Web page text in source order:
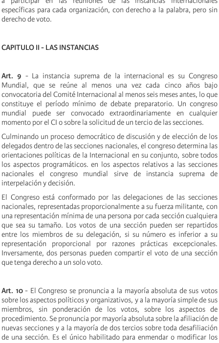
específicas para cada organización, con derecho a la palabra, pero sin
derecho de voto.
CAPITULO II - LAS INSTANCIAS
Art. 9 - La instancia suprema de la internacional es su Congreso
Mundial, que se reúne al menos una vez cada cinco años bajo
convocatoria del Comité Internacional al menos seis meses antes, lo que
constituye el período mínimo de debate preparatorio. Un congreso
mundial puede ser convocado extraordinariamente en cualquier
momento por el CI o sobre la solicitud de un tercio de las secciones.
Culminando un proceso democrático de discusión y de elección de los
delegados dentro de las secciones nacionales, el congreso determina las
orientaciones políticas de la Internacional en su conjunto, sobre todos
los aspectos programáticos. en los aspectos relativos a las secciones
nacionales el congreso mundial sirve de instancia suprema de
interpelación y decisión.
El Congreso está conformado por las delegaciones de las secciones
nacionales, representadas proporcionalmente a su fuerza militante, con
una representación mínima de una persona por cada sección cualquiera
que sea su tamaño. Los votos de una sección pueden ser repartidos
entre los miembros de su delegación, si su número es inferior a su
representación proporcional por razones prácticas excepcionales.
Inversamente, dos personas pueden compartir el voto de una sección
que tenga derecho a un solo voto.
Art. 10- El Congreso se pronuncia a la mayoría absoluta de sus votos
sobre los aspectos políticos y organizativos, y a la mayoría simple de sus
miembros, sin ponderación de los votos, sobre los aspectos de
procedimiento. Se pronuncia por mayoría absoluta sobre la afiliación de
nuevas secciones y a la mayoría de dos tercios sobre toda desafiliación
de una sección. Es el único habilitado para enmendar o modificar los